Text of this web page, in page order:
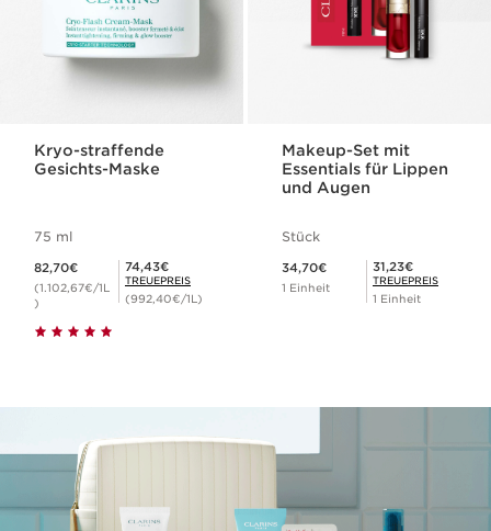
Kryo-straffende
Gesichts-Maske
75 ml
82,70€
(1.102,67€/1L
)
Mitgliederpreis 74,43€
74,43€
TREUEPREIS
(992,40€/1L)
Makeup-Set mit
Essentials für Lippen
und Augen
Stück
34,70€
1 Einheit
Mitgliederpreis 31,23€
31,23€
TREUEPREIS
1 Einheit